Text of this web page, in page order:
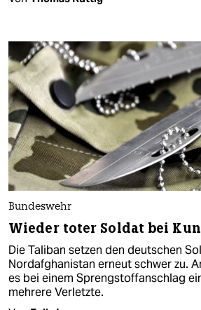
Bundeswehr
Wieder toter Soldat bei
Die Taliban setzen den deutschen
Nordafghanistan erneut schwer zu.
es bei einem Sprengstoffanschlag
mehrere Verletzte.